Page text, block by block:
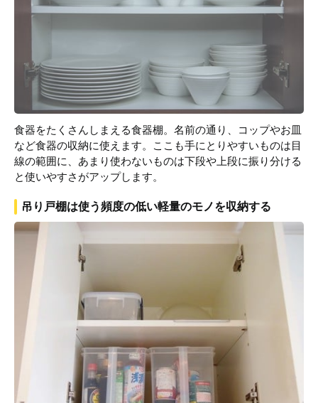
食器をたくさんしまえる食器棚。名前の通り、コップやお皿
など食器の収納に使えます。ここも手にとりやすいものは目
線の範囲に、あまり使わないものは下段や上段に振り分ける
と使いやすさがアップします。
吊り戸棚は使う頻度の低い軽量のモノを収納する